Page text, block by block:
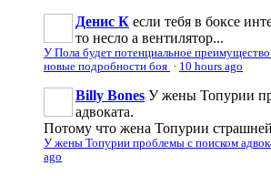
Денис К если тебя в боксе
то несло а вентилятор...
У Пола будет потенциальное
новые подробности боя · 10 hours ago
Billy Bones У жены Топурии
адвоката.
Потому что жена Топурии
У жены Топурии проблемы с поиском
ago